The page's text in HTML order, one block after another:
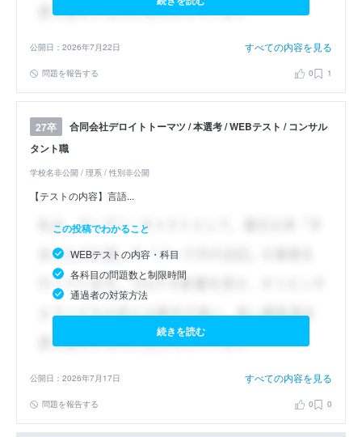
公開日：2026年7月22日 すべての内容を見る
問題を報告する 0 1
27卒
合同会社デロイトトーマツ / 本選考 / WEBテスト / コンサル
タント職
学校名非公開 / 理系 / 性別非公開
【テストの内容】言語...
この投稿でわかること
WEBテストの内容・科目
各科目の問題数と制限時間
通過者の対策方法
続きを読む
公開日：2026年7月17日 すべての内容を見る
問題を報告する 0 0